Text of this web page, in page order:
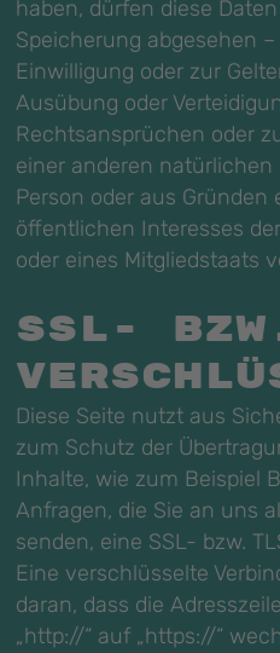
haben, dürfen diese
Speicherung abgesehen
Einwilligung oder zur
Ausübung oder
Rechtsansprüchen oder
einer anderen natürlichen
Person oder aus Gründen
öffentlichen Interesses
oder eines Mitgliedstaats
SSL-
Diese Seite nutzt aus
zum Schutz der
Inhalte, wie zum Beispiel
Anfragen, die Sie an uns
senden, eine SSL- bzw.
Eine verschlüsselte
daran, dass die
„http://“ auf „https://“